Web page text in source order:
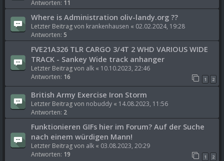
Antworten: 11
Where is Administration oliv-landy.org ??
Letzter Beitrag von krankenhausen « 02.02.2024, 19:28
Antworten: 5
FVE21A326 TLR CARGO 3/4T 2 WHD VARIOUS WIDE
TRACK - Sankey Wide track anhanger
Letzter Beitrag von alk « 10.10.2023, 22:46
Antworten: 16 1 2
British Army Exercise Iron Storm
Letzter Beitrag von nobuddy « 14.08.2023, 11:56
Antworten: 2
Funktionieren GIFs hier im Forum? Auf der Suche
nach einem würdigen Mann!
Letzter Beitrag von alk « 03.08.2023, 20:29
Antworten: 19 1 2